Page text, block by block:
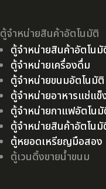
ตู้จำหน่ายสินค้าอัตโนมัติ
ตู้จำหน่ายสินค้าอัตโน
ตู้จำหน่ายเครื่องดื่ม
ตู้จำหน่ายขนมอัตโนมัติ
ตู้จำหน่ายอาหารแช่แข็
ตู้จำหน่ายกาแฟอัตโน
ตู้จำหน่ายสินค้าอัตโน
ตู้หยอดเหรียญมือสอง
ตู้เวนดิ้งขายน้ำขนม